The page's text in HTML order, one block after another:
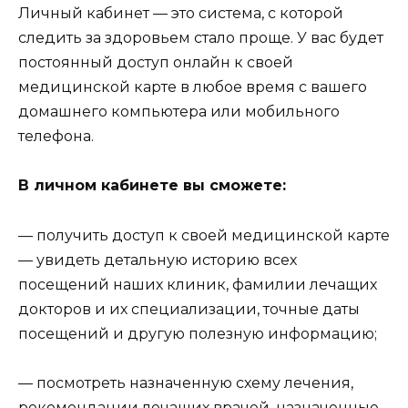
Личный кабинет — это система, с которой
следить за здоровьем стало проще. У вас будет
постоянный доступ онлайн к своей
медицинской карте в любое время с вашего
домашнего компьютера или мобильного
телефона.
В личном кабинете вы сможете:
— получить доступ к своей медицинской карте
— увидеть детальную историю всех
посещений наших клиник, фамилии лечащих
докторов и их специализации, точные даты
посещений и другую полезную информацию;
— посмотреть назначенную схему лечения,